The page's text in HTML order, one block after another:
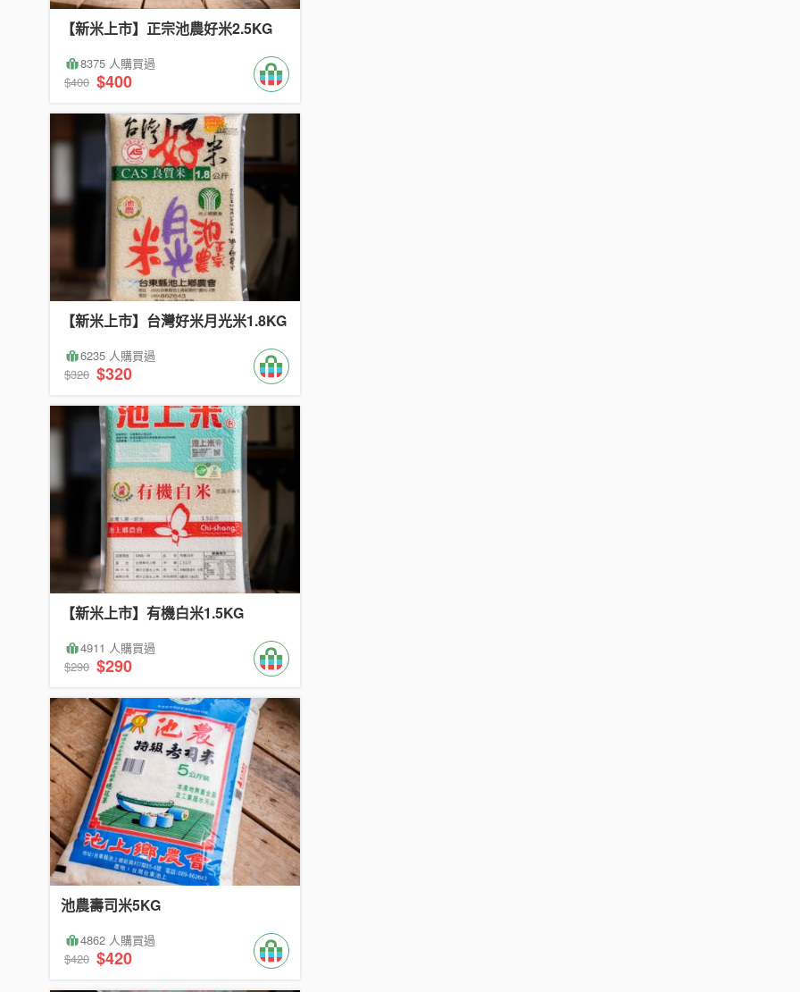
【新米上市】正宗池農好米2.5KG
8375 人購買過
$400 $400
【新米上市】台灣好米月光米1.8KG
6235 人購買過
$320 $320
【新米上市】有機白米1.5KG
4911 人購買過
$290 $290
池農壽司米5KG
4862 人購買過
$420 $420